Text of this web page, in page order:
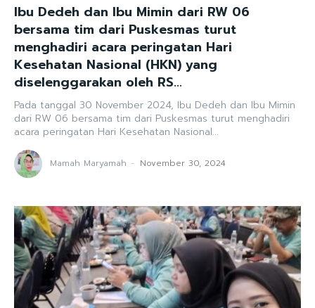
Ibu Dedeh dan Ibu Mimin dari RW 06
bersama tim dari Puskesmas turut
menghadiri acara peringatan Hari
Kesehatan Nasional (HKN) yang
diselenggarakan oleh RS...
Pada tanggal 30 November 2024, Ibu Dedeh dan Ibu Mimin
dari RW 06 bersama tim dari Puskesmas turut menghadiri
acara peringatan Hari Kesehatan Nasional...
Mamah Maryamah - November 30, 2024